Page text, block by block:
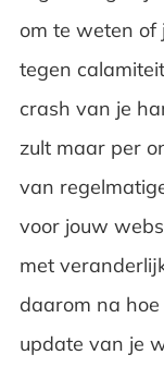
om te weten of
tegen
crash van je
zult maar per
van
voor jouw
met
daarom na
update van je